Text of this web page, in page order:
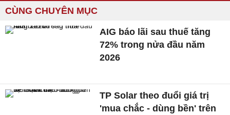
CÙNG CHUYÊN MỤC
AIG báo lãi sau thuế tăng
72% trong nửa đầu năm
2026
TP Solar theo đuổi giá trị
'mua chắc - dùng bền' trên